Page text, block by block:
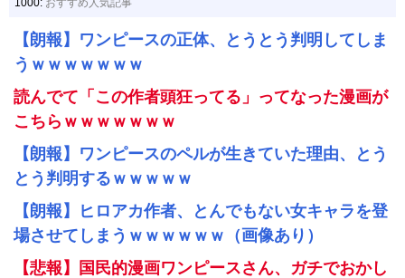
1000: おすすめ人気記事
【朗報】ワンピースの正体、とうとう判明してしま
うｗｗｗｗｗｗｗ
読んでて「この作者頭狂ってる」ってなった漫画が
こちらｗｗｗｗｗｗｗ
【朗報】ワンピースのペルが生きていた理由、とう
とう判明するｗｗｗｗｗ
【朗報】ヒロアカ作者、とんでもない女キャラを登
場させてしまうｗｗｗｗｗｗ（画像あり）
【悲報】国民的漫画ワンピースさん、ガチでおかし